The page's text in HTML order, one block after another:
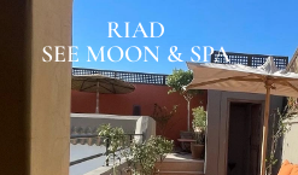
RIAD
SEE MOON & SPA